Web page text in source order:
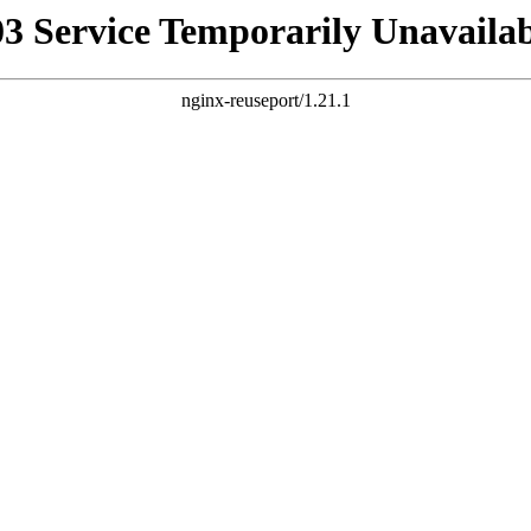
Service Temporarily
nginx-reuseport/1.21.1